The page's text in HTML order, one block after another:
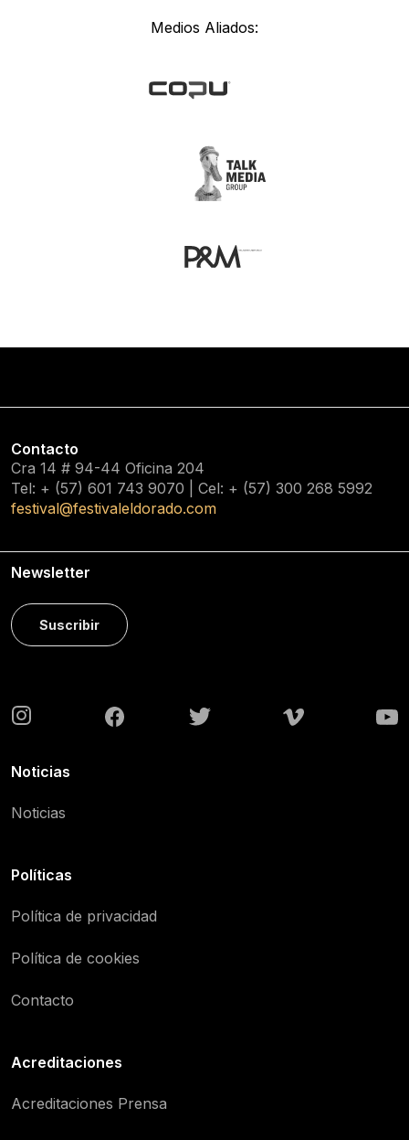
Medios Aliados:
Contacto
Cra 14 # 94-44 Oficina 204
Tel: + (57) 601 743 9070 | Cel: + (57) 300 268 5992
festival@festivaleldorado.com
Newsletter
Suscribir
Noticias
Noticias
Políticas
Política de privacidad
Política de cookies
Contacto
Acreditaciones
Acreditaciones Prensa